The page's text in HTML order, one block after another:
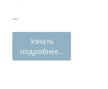
...
Узнать
подробнее...